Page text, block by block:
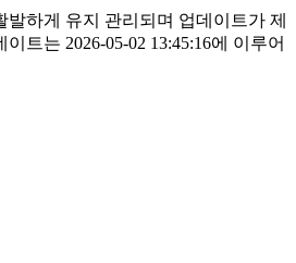
하게 유지 관리되며 업데이트가 제
트는 2026-05-02 13:45:16에 이루어